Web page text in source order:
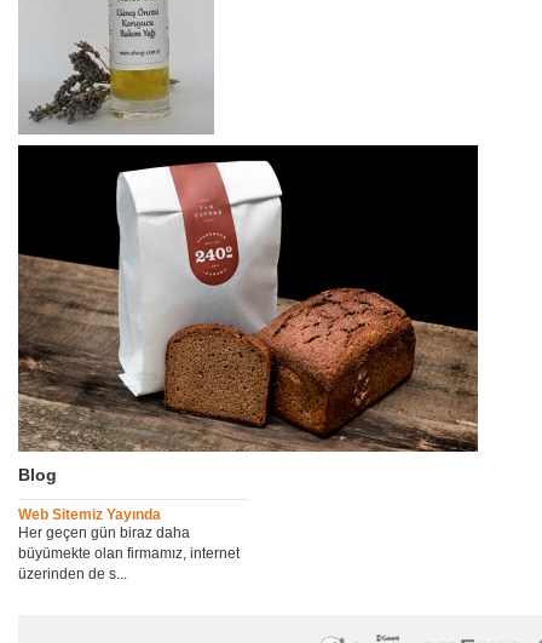
Blog
Web Sitemiz Yayında
Her geçen gün biraz daha
büyümekte olan firmamız, internet
üzerinden de s...